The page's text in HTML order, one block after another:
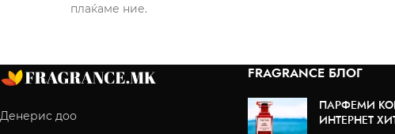
плаќаме ние.
Денерис доо
FRAGRANCE БЛОГ
ПАРФЕМИ
ИНТЕРНЕТ